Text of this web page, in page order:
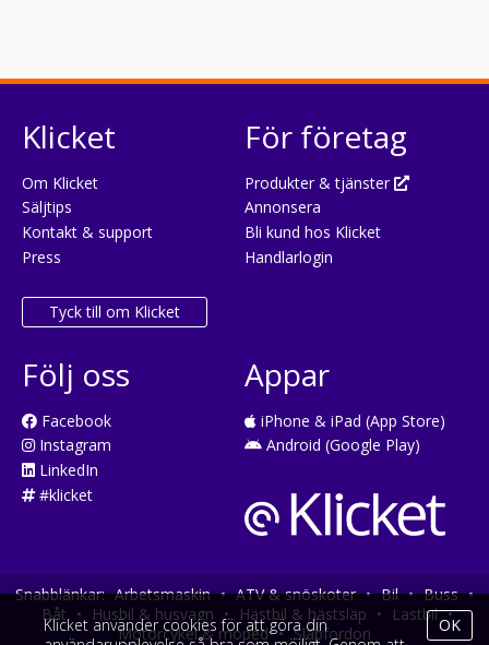
Klicket
Om Klicket
Säljtips
Kontakt & support
Press
Tyck till om Klicket
För företag
Produkter & tjänster
Annonsera
Bli kund hos Klicket
Handlarlogin
Följ oss
Facebook
Instagram
LinkedIn
#klicket
Appar
iPhone & iPad (App Store)
Android (Google Play)
Snabblänkar: Arbetsmaskin • ATV & snöskoter • Bil • Buss •
Båt • Husbil & husvagn • Hästbil & hästsläp • Lastbil •
Motorcykel & moped • Släpfordon
Klicket använder cookies för att göra din
OK